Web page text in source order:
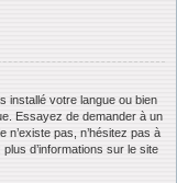
installé votre langue ou bien
Essayez de demander à un
n’existe pas, n’hésitez pas à
d’informations sur le site